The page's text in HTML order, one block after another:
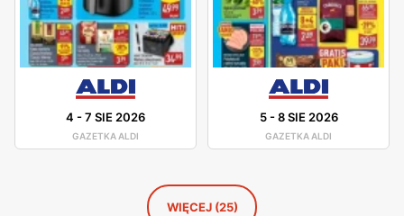
jakość obsługi oraz pomoc w wyborze odpowiednich
produktów, oferując fachowe doradztwo i wsparcie na
każdym etapie zakupów. Dzięki temuH&Mzdobyła
lojalność wielu zadowolonych klientów.
4 -7 SIE 2026
GAZETKA ALDI
5-8 SIE 2026
GAZETKA ALDI
WIĘCEJ (25)